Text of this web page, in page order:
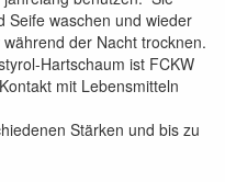
Seife waschen und wieder
der Nacht trocknen.
Hartschaum ist FCKW
mit Lebensmitteln
Stärken und bis zu